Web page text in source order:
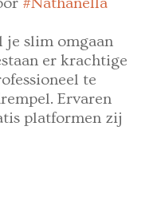
je slim omgaan
er krachtige
te
Ervaren
platformen zij